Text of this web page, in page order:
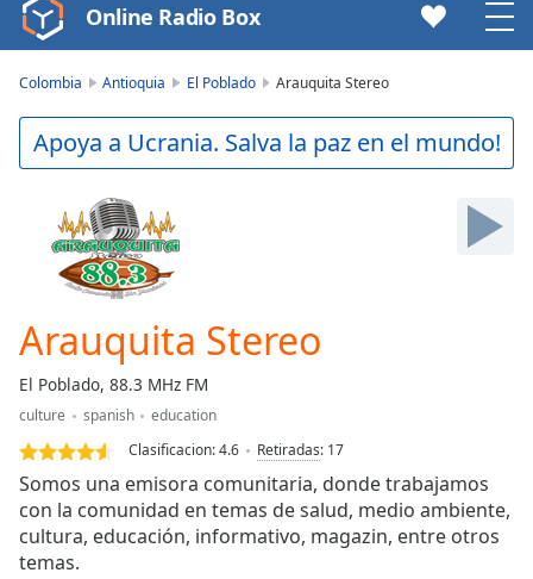
Video
Player
Play
Video
Backward
Skip
Forward
Current
Time 0:00
-:-
Loaded
0.00%
Stream
TypeLIVE
Seek to
currently
Online Radio Box
Colombia Antioquia El Poblado Arauquita Stereo
Apoya a Ucrania. Salva la paz en el mundo!
Arauquita Stereo
El Poblado, 88.3 MHz FM
culture spanish
education
Clasificacion:4.6 Retiradas: 17
Somos una emisora comunitaria, donde trabajamos
con la comunidad en temas de salud, medio ambiente,
cultura, educación, informativo, magazin, entre otros
temas.